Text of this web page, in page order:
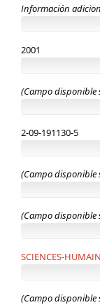
Información
2001
(Campo disponible
2-09-191130-5
(Campo disponible
(Campo disponible
SCIENCES-
(Campo disponible